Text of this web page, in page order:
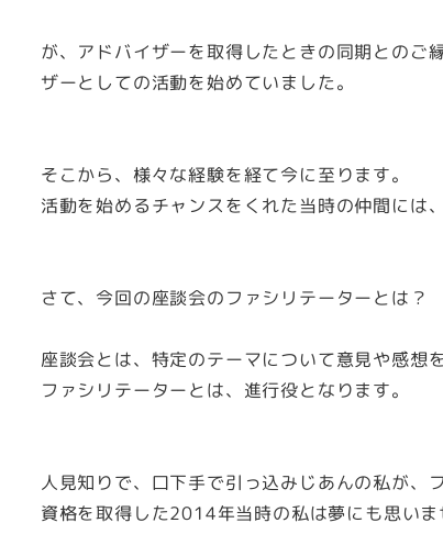
が、アドバイザーを取得したときの同期との
ザーとしての活動を始めていました。
そこから、様々な経験を経て今に至ります。
活動を始めるチャンスをくれた当時の仲間には
さて、今回の座談会のファシリテーターとは？
座談会とは、特定のテーマについて意見や感想
ファシリテーターとは、進行役となります。
人見知りで、口下手で引っ込みじあんの私が、
資格を取得した2014年当時の私は夢にも思いま